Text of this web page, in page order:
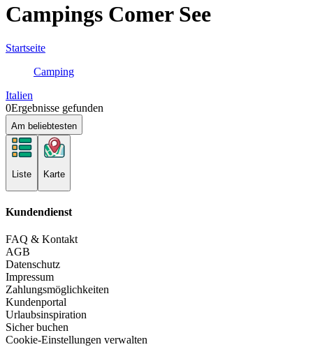
Campings Comer See
Startseite
Camping
Italien
0Ergebnisse gefunden
Am beliebtesten
Liste Karte
Kundendienst
FAQ & Kontakt
AGB
Datenschutz
Impressum
Zahlungsmöglichkeiten
Kundenportal
Urlaubsinspiration
Sicher buchen
Cookie-Einstellungen verwalten